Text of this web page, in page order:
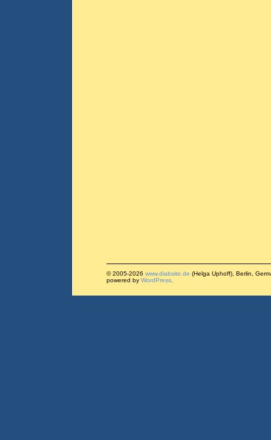
© 2005-2026 www.diabsite.de (Helga Uphoff), Berlin,
powered by WordPress.